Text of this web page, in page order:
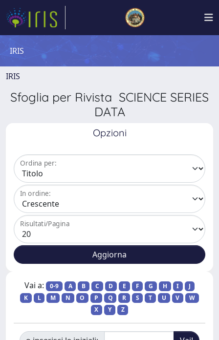
IRIS
IRIS
Sfoglia per Rivista SCIENCE SERIES
DATA
Opzioni
Ordina per:
In ordine:
Risultati/Pagina
Vai a: 0-9 A B C D E F G H I
J
K
L M N O P Q R S T U V
W
X
Y Z